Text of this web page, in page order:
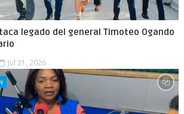
legado del general Timoteo Ogando
Jul 31, 2026